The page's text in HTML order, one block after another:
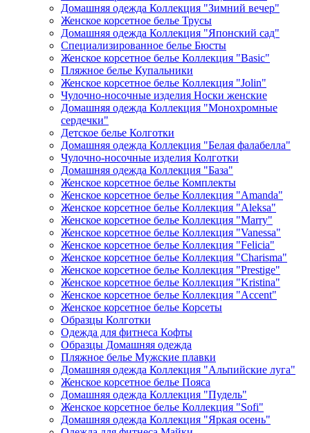
Домашняя одежда Коллекция "Зимний вечер"
Женское корсетное белье Трусы
Домашняя одежда Коллекция "Японский сад"
Специализированное белье Бюсты
Женское корсетное белье Коллекция "Basic"
Пляжное белье Купальники
Женское корсетное белье Коллекция "Jolin"
Чулочно-носочные изделия Носки женские
Домашняя одежда Коллекция "Монохромные
сердечки"
Детское белье Колготки
Домашняя одежда Коллекция "Белая фалабелла"
Чулочно-носочные изделия Колготки
Домашняя одежда Коллекция "База"
Женское корсетное белье Комплекты
Женское корсетное белье Коллекция "Amanda"
Женское корсетное белье Коллекция "Aleksa"
Женское корсетное белье Коллекция "Marry"
Женское корсетное белье Коллекция "Vanessa"
Женское корсетное белье Коллекция "Felicia"
Женское корсетное белье Коллекция "Charisma"
Женское корсетное белье Коллекция "Prestige"
Женское корсетное белье Коллекция "Kristina"
Женское корсетное белье Коллекция "Accent"
Женское корсетное белье Корсеты
Образцы Колготки
Одежда для фитнеса Кофты
Образцы Домашняя одежда
Пляжное белье Мужские плавки
Домашняя одежда Коллекция "Альпийские луга"
Женское корсетное белье Пояса
Домашняя одежда Коллекция "Пудель"
Женское корсетное белье Коллекция "Sofi"
Домашняя одежда Коллекция "Яркая осень"